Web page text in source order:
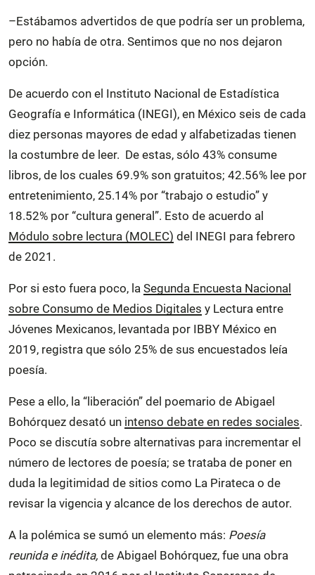
–Estábamos advertidos de que podría ser un problema,
pero no había de otra. Sentimos que no nos dejaron
opción.
De acuerdo con el Instituto Nacional de Estadística
Geografía e Informática (INEGI), en México seis de cada
diez personas mayores de edad y alfabetizadas tienen
la costumbre de leer. De estas, sólo 43% consume
libros, de los cuales 69.9% son gratuitos; 42.56% lee por
entretenimiento, 25.14% por “trabajo o estudio” y
18.52% por “cultura general”. Esto de acuerdo al
Módulo sobre lectura (MOLEC) del INEGI para febrero
de 2021.
Por si esto fuera poco, la Segunda Encuesta Nacional
sobre Consumo de Medios Digitales y Lectura entre
Jóvenes Mexicanos, levantada por IBBY México en
2019, registra que sólo 25% de sus encuestados leía
poesía.
Pese a ello, la “liberación” del poemario de Abigael
Bohórquez desató un intenso debate en redes sociales.
Poco se discutía sobre alternativas para incrementar el
número de lectores de poesía; se trataba de poner en
duda la legitimidad de sitios como La Pirateca o de
revisar la vigencia y alcance de los derechos de autor.
A la polémica se sumó un elemento más: Poesía
reunida e inédita, de Abigael Bohórquez, fue una obra